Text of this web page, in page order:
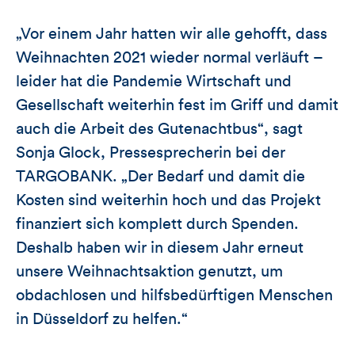
„Vor einem Jahr hatten wir alle gehofft, dass
Weihnachten 2021 wieder normal verläuft –
leider hat die Pandemie Wirtschaft und
Gesellschaft weiterhin fest im Griff und damit
auch die Arbeit des Gutenachtbus“, sagt
Sonja Glock, Pressesprecherin bei der
TARGOBANK. „Der Bedarf und damit die
Kosten sind weiterhin hoch und das Projekt
finanziert sich komplett durch Spenden.
Deshalb haben wir in diesem Jahr erneut
unsere Weihnachtsaktion genutzt, um
obdachlosen und hilfsbedürftigen Menschen
in Düsseldorf zu helfen.“